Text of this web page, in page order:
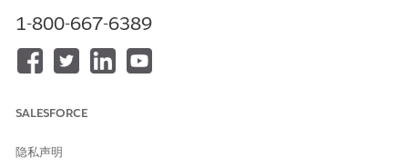
Beta 服务条款或书面统一试用协议（如果由客户执行）以及
条款目录中的适用条款的约束。使用此试用或 Beta 版服务由客
户自行决定。
单击右上角的 Agentforce 图标。将打开语义建模侧面板。
通过纯文本描述结构更改或字段添加，要求客服人员修改或更新
1-800-667-6389
SALESFORCE
隐私声明